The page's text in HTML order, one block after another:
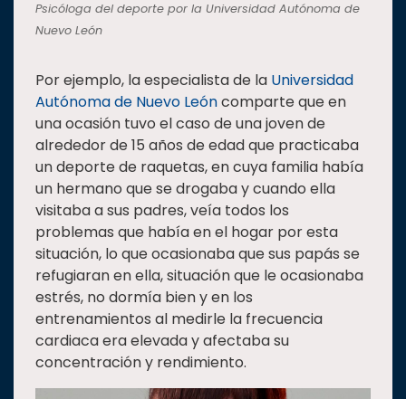
Psicóloga del deporte por la Universidad Autónoma de
Nuevo León
Por ejemplo, la especialista de la Universidad
Autónoma de Nuevo Leóncomparte que en
una ocasión tuvo el caso de una joven de
alrededor de 15 años de edad que practicaba
un deporte de raquetas, en cuya familia había
un hermano que se drogaba y cuando ella
visitaba a sus padres, veía todos los
problemas que había en el hogar por esta
situación, lo que ocasionaba que sus papás se
refugiaran en ella, situación que le ocasionaba
estrés, no dormía bien y en los
entrenamientos al medirle la frecuencia
cardiaca era elevada y afectaba su
concentración y rendimiento.